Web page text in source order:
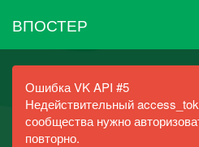
ВПОСТЕР
Ошибка VK API #5
Недействительный
сообщества нужно
повторно.